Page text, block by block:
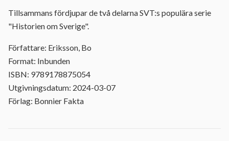
Tillsammans fördjupar de två delarna SVT:s populära serie
"Historien om Sverige".
Författare: Eriksson, Bo
Format: Inbunden
ISBN: 9789178875054
Utgivningsdatum: 2024-03-07
Förlag: Bonnier Fakta